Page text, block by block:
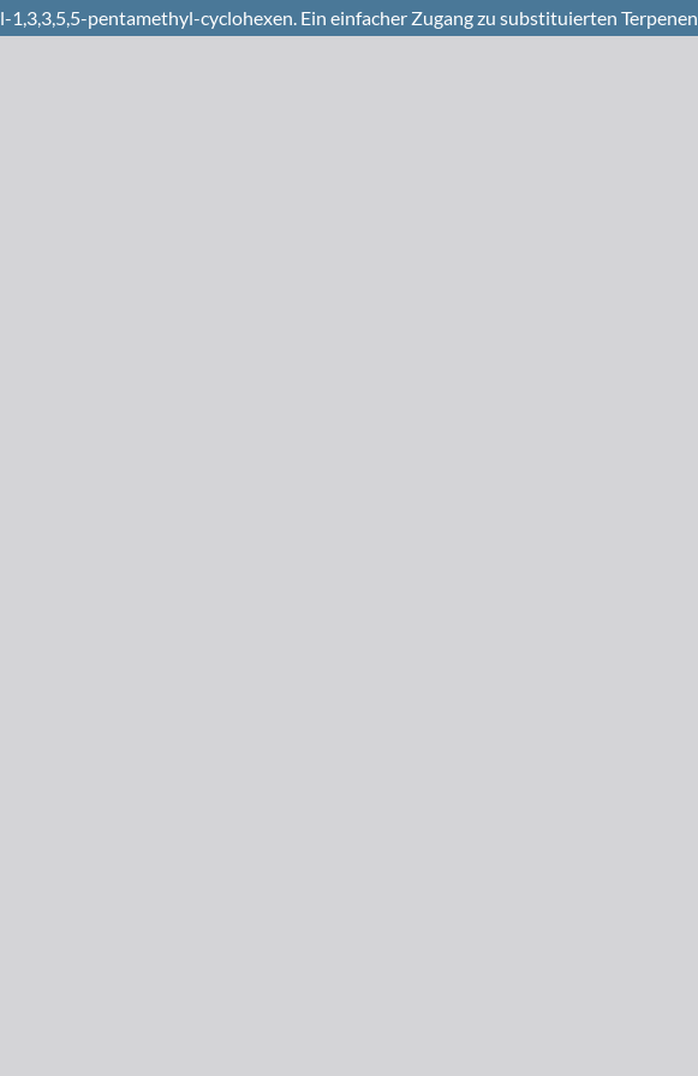
pentamethyl-cyclohexen. Ein einfacher Zugang zu substituierten Terpenen